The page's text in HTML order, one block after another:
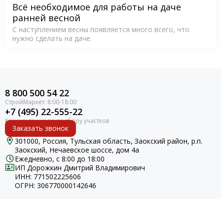
Всё необходимое для работы на даче
ранней весной
С наступлением весны появляется много всего, что
нужно сделать на даче.
8 800 500 54 22
+7 (495) 22-555-22
Заказать звонок
301000, Россия, Тульская область, Заокский район, р.п.
Заокский, Нечаевское шоссе, дом 4а
Ежедневно, с 8:00 до 18:00
ИП Дорожкин Дмитрий Владимирович
ИНН: 771502225606
ОГРН: 306770000142646